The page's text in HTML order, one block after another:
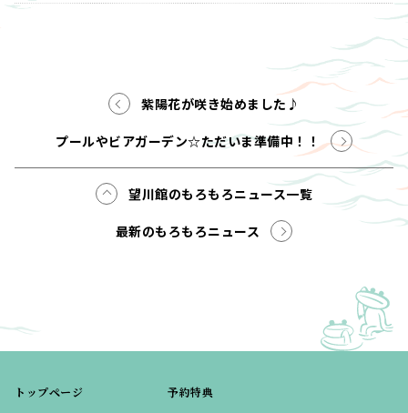
紫陽花が咲き始めました♪
プールやビアガーデン☆ただいま準備中！！
望川館のもろもろニュース一覧
最新のもろもろニュース
トップページ 予約特典